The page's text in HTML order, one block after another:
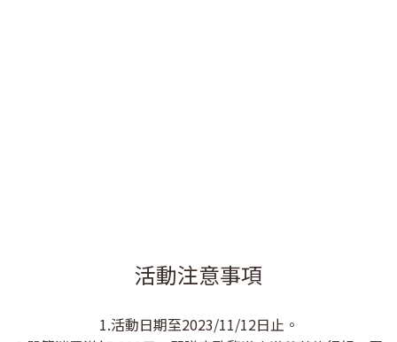
活動注意事項
1.活動日期至2023/11/12日止。